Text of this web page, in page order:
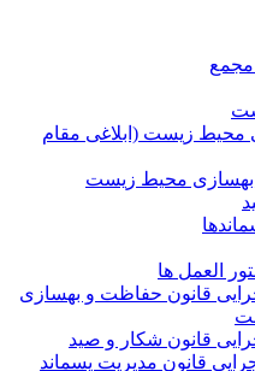
مجمع
زﯾﺴﺖ (ابلاغی مقام
بهسازی محیط زیست
العمل ها
قانون حفاظت و بهسازی
قانون شکار و صید
قانون مدیریت پسماند